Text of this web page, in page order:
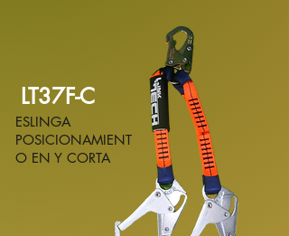
LT37F-C
ESLINGA
POSICIONAMIENT
O EN Y CORTA